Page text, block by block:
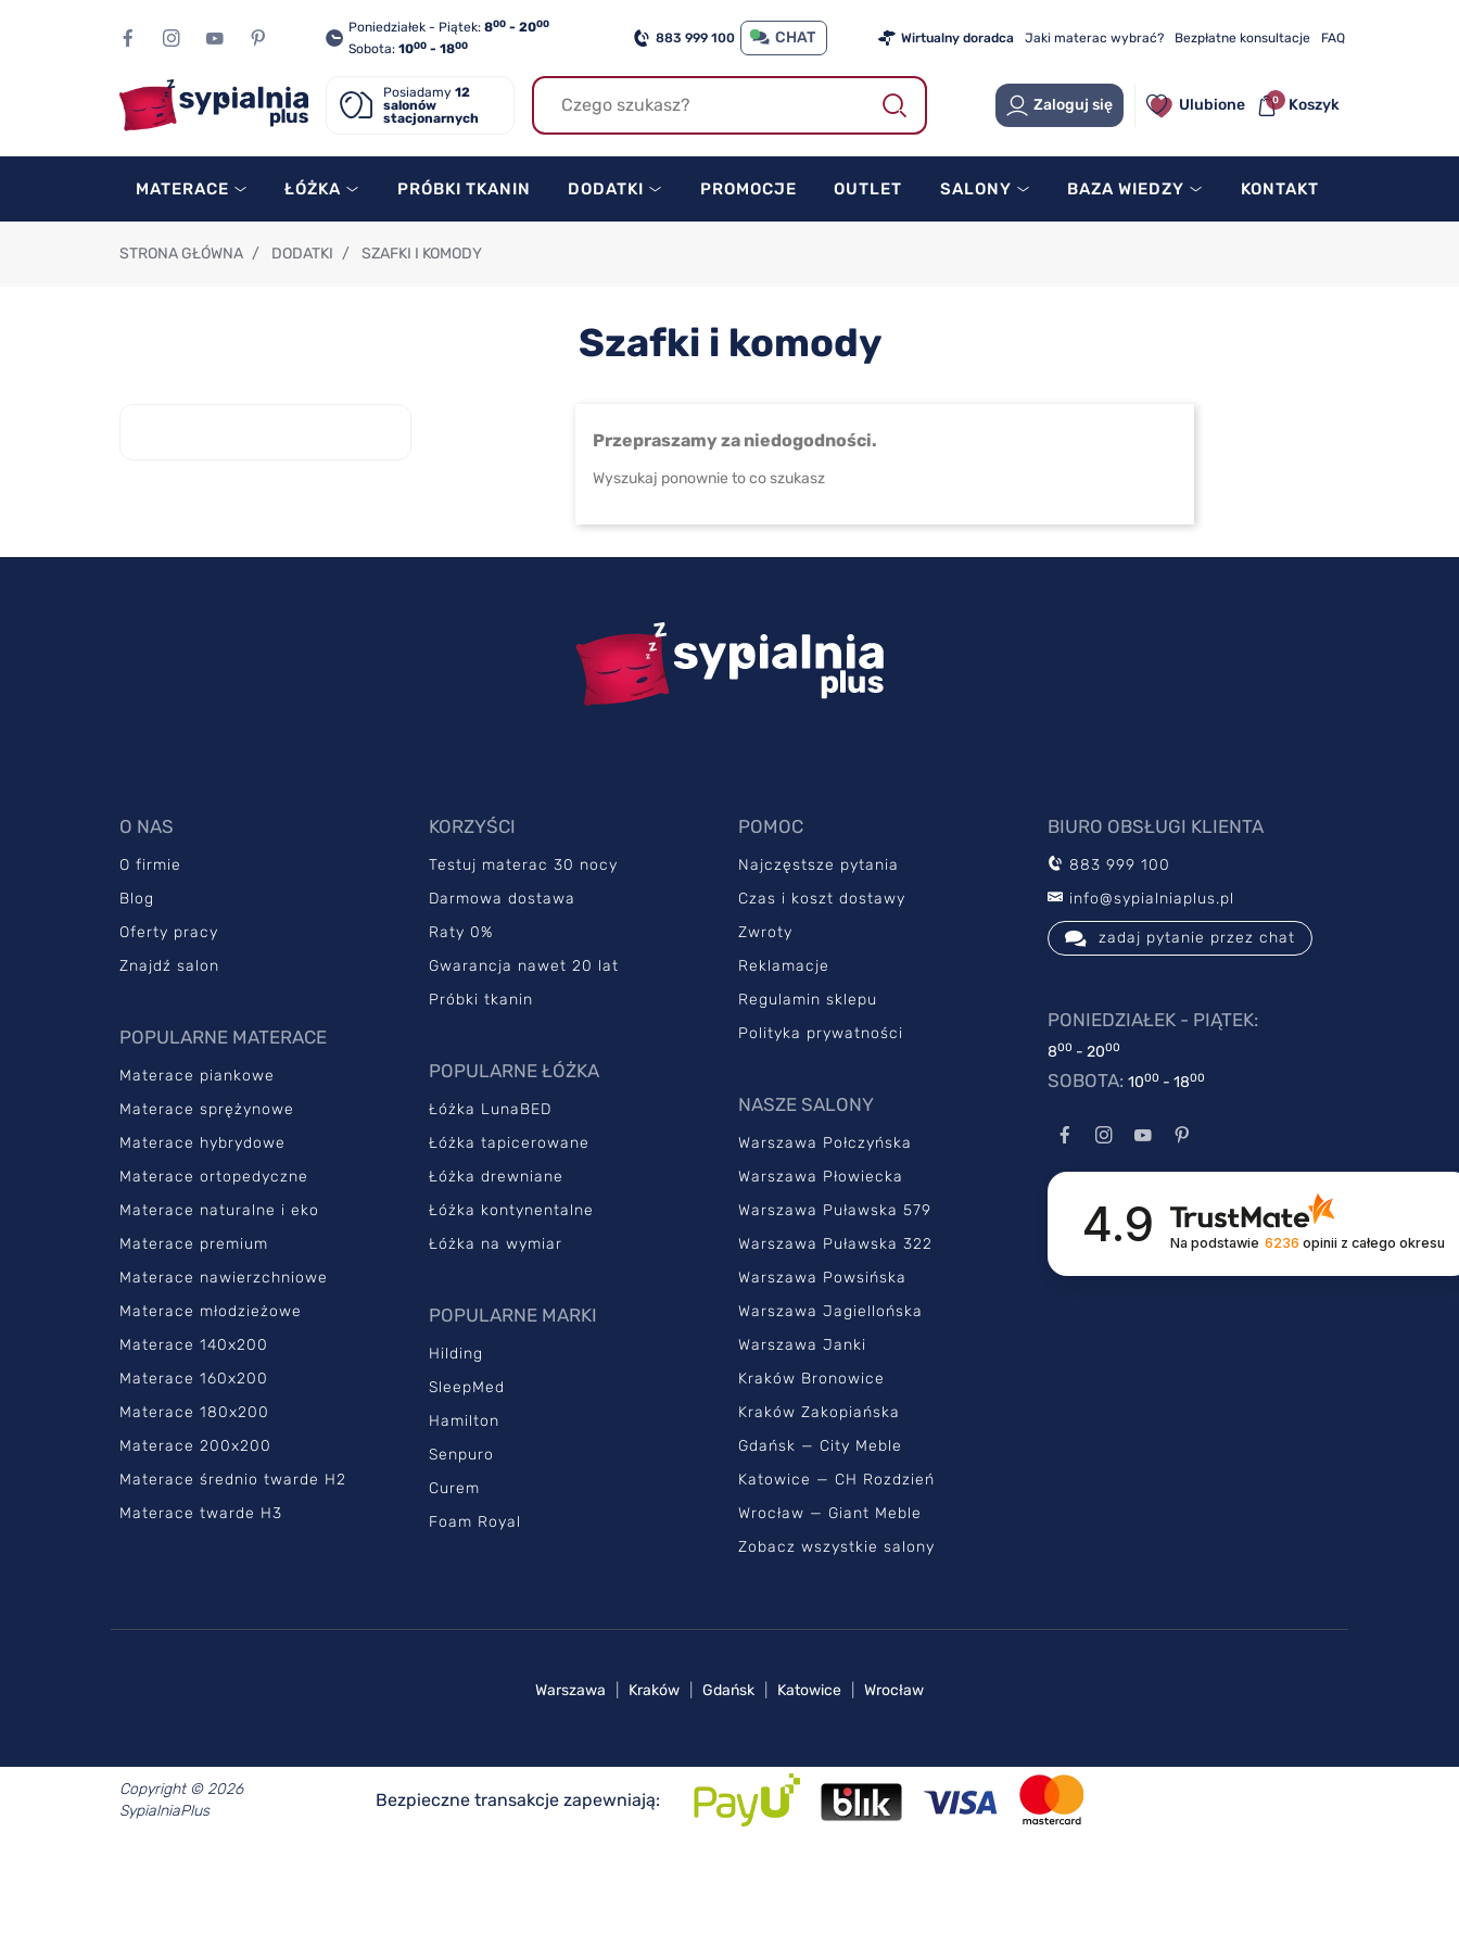
Poniedziałek - Piątek: 800 - 2000
Sobota: 1000 - 1800 883 999 100 CHAT Wirtualny doradca Jaki materac wybrać? Bezpłatne konsultacje FAQ
Posiadamy 12
salonów
stacjonarnych
Zaloguj się Ulubione Koszyk
0
MATERACE ŁÓŻKA PRÓBKI TKANIN DODATKI PROMOCJE OUTLET SALONY BAZA WIEDZY KONTAKT
STRONA GŁÓWNA / DODATKI / SZAFKI I KOMODY
Szafki i komody
Przepraszamy za niedogodności.
Wyszukaj ponownie to co szukasz
O NAS
O firmie
Blog
Oferty pracy
Znajdź salon
POPULARNE MATERACE
Materace piankowe
Materace sprężynowe
Materace hybrydowe
Materace ortopedyczne
Materace naturalne i eko
Materace premium
Materace nawierzchniowe
Materace młodzieżowe
Materace 140x200
Materace 160x200
Materace 180x200
Materace 200x200
Materace średnio twarde H2
Materace twarde H3
KORZYŚCI
Testuj materac 30 nocy
Darmowa dostawa
Raty 0%
Gwarancja nawet 20 lat
Próbki tkanin
POPULARNE ŁÓŻKA
Łóżka LunaBED
Łóżka tapicerowane
Łóżka drewniane
Łóżka kontynentalne
Łóżka na wymiar
POPULARNE MARKI
Hilding
SleepMed
Hamilton
Senpuro
Curem
Foam Royal
POMOC
Najczęstsze pytania
Czas i koszt dostawy
Zwroty
Reklamacje
Regulamin sklepu
Polityka prywatności
NASZE SALONY
Warszawa Połczyńska
Warszawa Płowiecka
Warszawa Puławska 579
Warszawa Puławska 322
Warszawa Powsińska
Warszawa Jagiellońska
Warszawa Janki
Kraków Bronowice
Kraków Zakopiańska
Gdańsk — City Meble
Katowice — CH Rozdzień
Wrocław — Giant Meble
Zobacz wszystkie salony
BIURO OBSŁUGI KLIENTA
883 999 100
info@sypialniaplus.pl
zadaj pytanie przez chat
PONIEDZIAŁEK - PIĄTEK:
800 - 2000
SOBOTA: 1000 - 1800
4.9 Na podstawie 6236 opinii z całego okresu
Warszawa Kraków Gdańsk Katowice Wrocław
Bezpieczne transakcje zapewniają:
Copyright © 2026
SypialniaPlus